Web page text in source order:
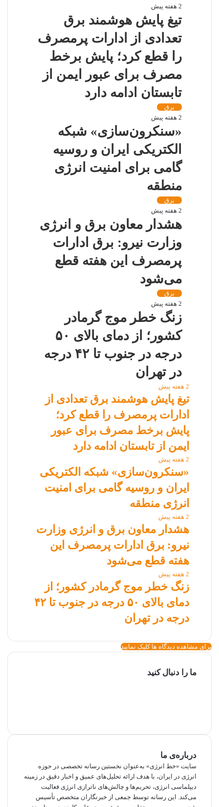
2 هفته پیش
تیغ پایش هوشمند برق
تعدادی از ادارات پرمصرف
را قطع کرد؛ پایش برخط
مصرف برای عبور ایمن از
تابستان ادامه دارد
برق
2 هفته پیش
«سنکرون‌سازی» شبکه
الکتریکی ایران و روسیه
گامی برای امنیت انرژی
منطقه
برق
2 هفته پیش
هشدار معاون برق و انرژی
وزارت نیرو: برق ادارات
پرمصرف این هفته قطع
می‌شود
برق
2 هفته پیش
زنگ خطر موج گرمادر
کشور؛ از دمای بالای ۵۰
درجه در جنوب تا ۴۲ درجه
در تهران
2 هفته پیش
تیغ پایش هوشمند برق تعدادی از
ادارات پرمصرف را قطع کرد؛
پایش برخط مصرف برای عبور
ایمن از تابستان ادامه دارد
2 هفته پیش
«سنکرون‌سازی» شبکه الکتریکی
ایران و روسیه گامی برای امنیت
انرژی منطقه
2 هفته پیش
هشدار معاون برق و انرژی وزارت
نیرو: برق ادارات پرمصرف این
هفته قطع می‌شود
2 هفته پیش
زنگ خطر موج گرمادر کشور؛ از
دمای بالای ۵۰ درجه در جنوب تا ۴۲
درجه در تهران
برای مشاهده دیدگاه ها کلیک نمایید
ما را دنبال کنید
درباره‌ی ما
سایت «خط انرژی» به‌عنوان نخستین رسانه تخصصی در حوزه
انرژی در ایران، با هدف ارائه تحلیل‌های عمیق و اخبار دقیق در زمینه
دیپلماسی انرژی، تحریم‌ها و چالش‌های ناترازی انرژی فعالیت
می‌کند. این رسانه توسط جمعی از خبرنگاران متخصص تأسیس